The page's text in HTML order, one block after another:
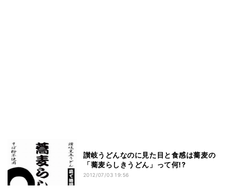
讃岐うどんなのに見た目と食感は蕎麦の
「蕎麦らしきうどん」って何!?
2012/07/03 19:56